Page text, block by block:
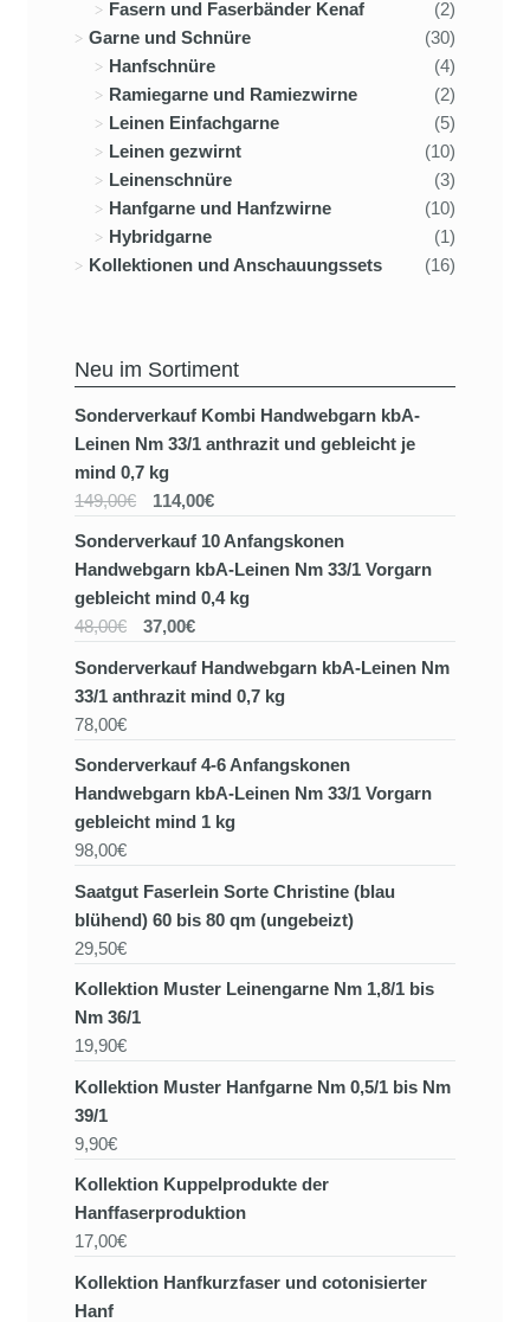
Fasern und Faserbänder Kenaf
(2)
Garne und Schnüre
(30)
Hanfschnüre
(4)
Ramiegarne und Ramiezwirne
(2)
Leinen Einfachgarne
(5)
Leinen gezwirnt
(10)
Leinenschnüre
(3)
Hanfgarne und Hanfzwirne
(10)
Hybridgarne
(1)
Kollektionen und Anschauungssets
(16)
Neu im Sortiment
Sonderverkauf Kombi Handwebgarn kbA-
Leinen Nm 33/1 anthrazit und gebleicht je
mind 0,7 kg
149,00€
114,00€
Sonderverkauf 10 Anfangskonen
Handwebgarn kbA-Leinen Nm 33/1 Vorgarn
gebleicht mind 0,4 kg
48,00€
37,00€
Sonderverkauf Handwebgarn kbA-Leinen Nm
33/1 anthrazit mind 0,7 kg
78,00€
Sonderverkauf 4-6 Anfangskonen
Handwebgarn kbA-Leinen Nm 33/1 Vorgarn
gebleicht mind 1 kg
98,00€
Saatgut Faserlein Sorte Christine (blau
blühend) 60 bis 80 qm (ungebeizt)
29,50€
Kollektion Muster Leinengarne Nm 1,8/1 bis
Nm 36/1
19,90€
Kollektion Muster Hanfgarne Nm 0,5/1 bis Nm
39/1
9,90€
Kollektion Kuppelprodukte der
Hanffaserproduktion
17,00€
Kollektion Hanfkurzfaser und cotonisierter
Hanf